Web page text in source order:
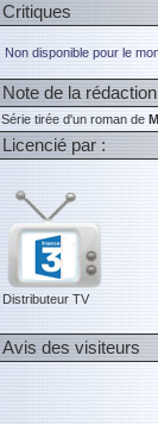
Critiques
Non disponible pour le
Note de la rédaction
Série tirée d'un roman de
Licencié par :
Distributeur TV
Avis des visiteurs